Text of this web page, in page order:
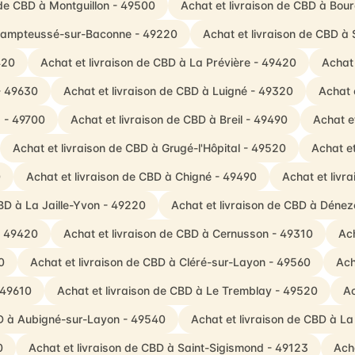
CBD à Montguillon - 49500 Achat et livraison de CBD à
sur-Baconne - 49220 Achat et livraison de CBD
Achat et livraison de CBD à La Prévière - 49420
49630 Achat et livraison de CBD à Luigné - 49320 Achat
- 49700 Achat et livraison de CBD à Breil - 49490 Achat
Achat et livraison de CBD à Grugé-l'Hôpital - 49520 Achat
Achat et livraison de CBD à Chigné - 49490 Achat et
à La Jaille-Yvon - 49220 Achat et livraison de CBD à
49420 Achat et livraison de CBD à Cernusson - 49310
Achat et livraison de CBD à Cléré-sur-Layon - 49560
Achat et livraison de CBD à Le Tremblay - 49520
à Aubigné-sur-Layon - 49540 Achat et livraison de CBD à
Achat et livraison de CBD à Saint-Sigismond - 49123